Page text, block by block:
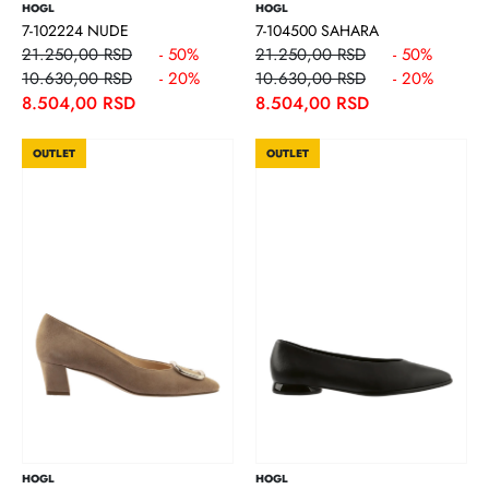
HOGL
7-102224 NUDE
21.250,00 RSD
- 50%
10.630,00 RSD
- 20%
8.504,00 RSD
HOGL
7-104500 SAHARA
21.250,00 RSD
- 50%
10.630,00 RSD
- 20%
8.504,00 RSD
OUTLET
HOGL
OUTLET
HOGL